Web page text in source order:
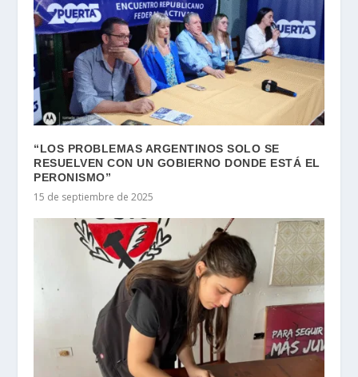
“LOS PROBLEMAS ARGENTINOS SOLO SE
RESUELVEN CON UN GOBIERNO DONDE ESTÁ EL
PERONISMO”
15 de septiembre de 2025